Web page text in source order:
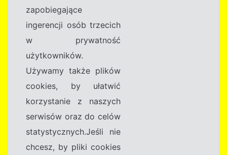
zapobiegające
ingerencji osób trzecich
w prywatność
użytkowników.
Używamy także plików
cookies, by ułatwić
korzystanie z naszych
serwisów oraz do celów
statystycznych.Jeśli nie
chcesz, by pliki cookies